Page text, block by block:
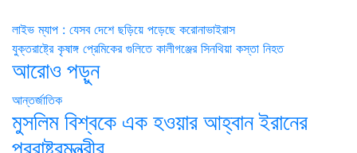
Post
navigation
লাইভ ম্যাপ : যেসব দেশে ছড়িয়ে পড়েছে করোনাভাইরাস
যুক্তরাষ্ট্রে কৃষাঙ্গ প্রেমিকের গুলিতে কালীগঞ্জের সিনথিয়া কস্তা নিহত
আরোও পড়ুন
আন্তর্জাতিক
মুসলিম বিশ্বকে এক হওয়ার আহ্বান ইরানের